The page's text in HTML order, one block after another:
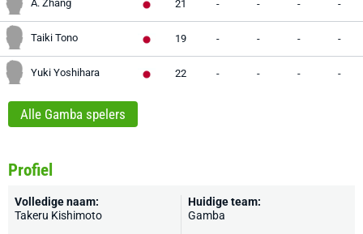
A. Zhang 21 - - - -
Taiki Tono 19 - - - -
Yuki Yoshihara 22 - - - -
Alle Gamba spelers
Profiel
Volledige naam:
Takeru Kishimoto
Huidige team:
Gamba